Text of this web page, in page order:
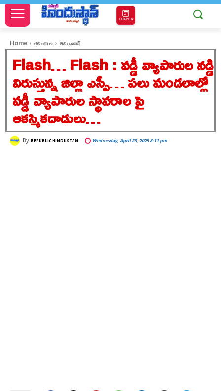
EPAPER
Home తెలంగాణ ఆదిలాబాద్
Flash… Flash : వడ్డీ వ్యాపారుల నడ్డి
విరుస్తున్న జిల్లా ఎస్పీ… పలు మండలాల్లో
వడ్డీ వ్యాపారుల స్థావరాల పై
ఆకస్మికదాడులు…
By REPUBLIC HINDUSTAN Wednesday, April 23, 2025 8:11 pm